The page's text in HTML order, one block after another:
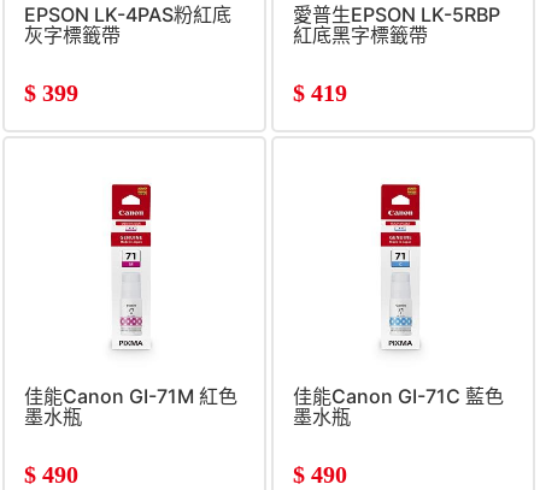
EPSON LK-4PAS粉紅底
灰字標籤帶
$ 399
愛普生EPSON LK-5RBP
紅底黑字標籤帶
$ 419
佳能Canon GI-71M 紅色
墨水瓶
$ 490
佳能Canon GI-71C 藍色
墨水瓶
$ 490